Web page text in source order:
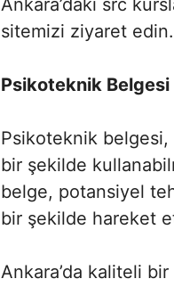
Ankara’daki src
sitemizi ziyaret edin.
Psikoteknik Belgesi
Psikoteknik
bir şekilde
belge, potansiyel
bir şekilde hareket
Ankara’da kaliteli bir